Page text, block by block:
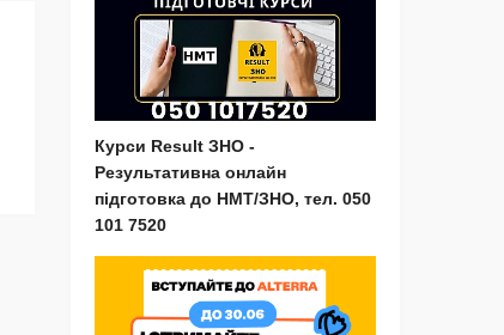
Курси Result ЗНО -
Результативна онлайн
підготовка до НМТ/ЗНО, тел. 050
101 7520